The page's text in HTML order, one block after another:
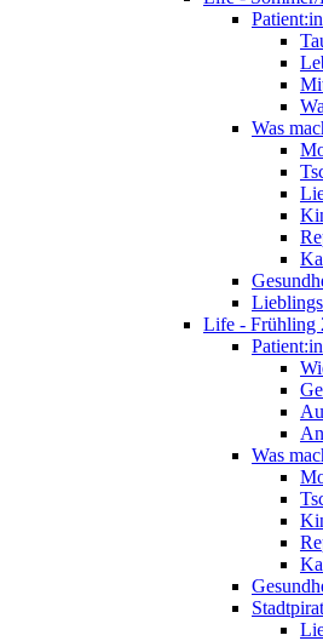
Was
Life - Frühling
Was